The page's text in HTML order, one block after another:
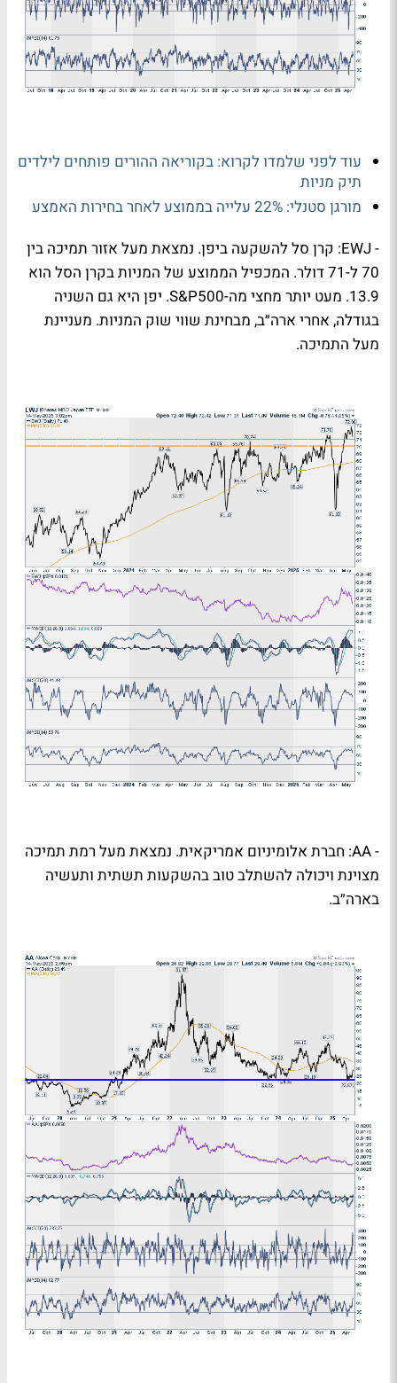
עוד לפני שלמדו לקרוא: בקוריאה ההורים פותחים לילדים
תיק מניות
מורגן סטנלי: 22% עלייה בממוצע לאחר בחירות האמצע
-
EWJ: קרן סל להשקעה ביפן. נמצאת מעל אזור תמיכה בין
70 ל-71 דולר. המכפיל הממוצע של המניות בקרן הסל הוא
13.9. מעט יותר מחצי מה-
S&P500. יפן היא גם השניה
בגודלה, אחרי ארה״ב, מבחינת שווי שוק המניות. מעניינת
מעל התמיכה.
-
AA: חברת אלומיניום אמריקאית. נמצאת מעל רמת תמיכה
מצוינת ויכולה להשתלב טוב בהשקעות תשתית ותעשיה
בארה״ב.